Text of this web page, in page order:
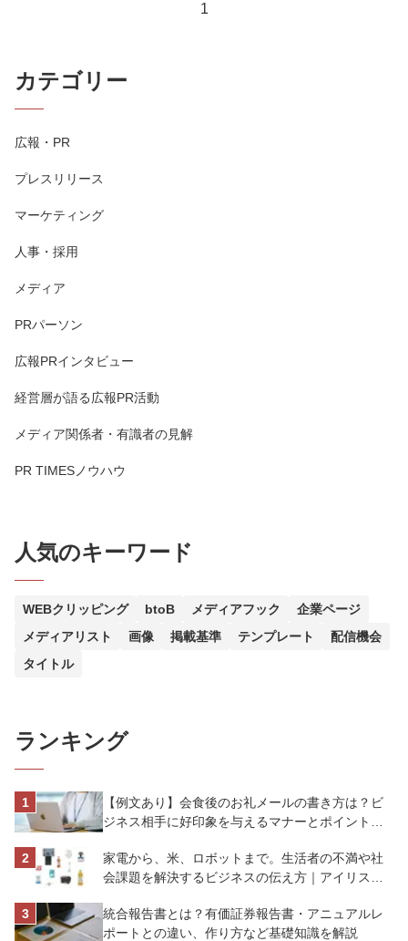
1
カテゴリー
広報・PR
プレスリリース
マーケティング
人事・採用
メディア
PRパーソン
広報PRインタビュー
経営層が語る広報PR活動
メディア関係者・有識者の見解
PR TIMESノウハウ
人気のキーワード
WEBクリッピング btoB メディアフック
企業ページ
メディアリスト
画像 掲載基準 テンプレート
配信機会
タイトル
ランキング
【例文あり】会食後のお礼メールの書き方は？ビ
ジネス相手に好印象を与えるマナーとポイントを
家電から、米、ロボットまで。生活者の不満や社
会課題を解決するビジネスの伝え方｜アイリスオ
統合報告書とは？有価証券報告書・アニュアルレ
ポートとの違い、作り方など基礎知識を解説